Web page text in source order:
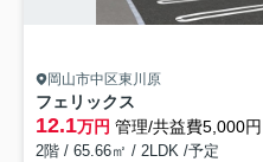
岡山市中区東川原
フェリックス
12.1万円 管理/共益費5,000円
2階 / 65.66㎡ / 2LDK /予定